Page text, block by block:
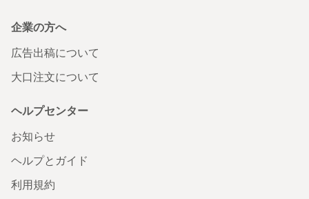
企業の方へ
広告出稿について
大口注文について
ヘルプセンター
お知らせ
ヘルプとガイド
利用規約